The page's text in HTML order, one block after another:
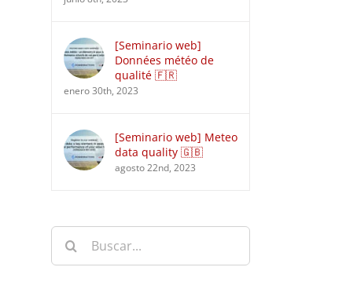
[Seminario web]
Données météo de
qualité 🇫🇷
enero 30th, 2023
[Seminario web] Meteo
data quality 🇬🇧
agosto 22nd, 2023
Buscar: